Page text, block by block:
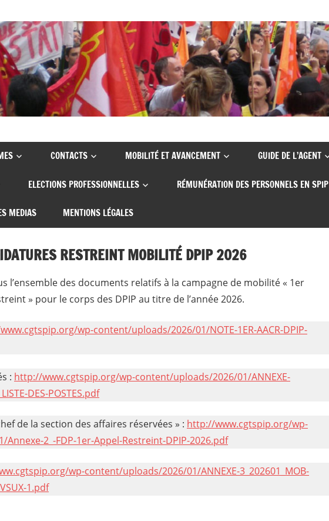
CONTACTS MOBILITÉ ET AVANCEMENT GUIDE DE L’AGENT
ELECTIONS PROFESSIONNELLES RÉMUNÉRATION DES PERSONNELS EN SPIP
MEDIAS MENTIONS LÉGALES
RESTREINT MOBILITÉ DPIP 2026
l’ensemble des documents relatifs à la campagne de mobilité « 1er
» pour le corps des DPIP au titre de l’année 2026.
wp-content/uploads/2026/01/NOTE-1ER-AACR-DPIP-
: http://www.cgtspip.org/wp-content/uploads/2026/01/ANNEXE-
DES-POSTES.pdf
de la section des affaires réservées » : http://www.cgtspip.org/wp-
2_-FDP-1er-Appel-Restreint-DPIP-2026.pdf
wp-content/uploads/2026/01/ANNEXE-3_202601_MOB-
1.pdf